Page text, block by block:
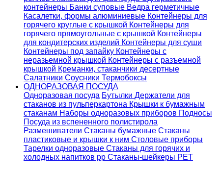
контейнеры Банки суповые Ведра герметичные
Касалетки, формы алюминиевые Контейнеры для
горячего круглые с крышкой Контейнеры для
горячего прямоугольные с крышкой Контейнеры
для кондитерских изделий Контейнеры для суши
Контейнеры под запайку Контейнеры с
неразьемной крышкой Контейнеры с разъемной
крышкой Креманки, стаканчики десертные
Салатники Соусники Термобоксы
ОДНОРАЗОВАЯ ПОСУДА
Одноразовая посуда Бутылки Держатели для
стаканов из пульперкартона Крышки к бумажным
стаканам Наборы одноразовых приборов Подносы
Посуда из вспененного полистирола
Размешиватели Стаканы бумажные Стаканы
пластиковые и крышки к ним Столовые приборы
Тарелки одноразовые Стаканы для горячих и
холодных напитков pp Стаканы-шейкеры PET